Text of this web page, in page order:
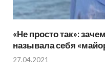
«Не просто так»:
называла себя
27.04.2021